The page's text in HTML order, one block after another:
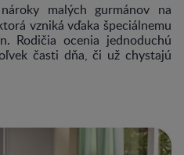
malých gurmánov na
vzniká vďaka špeciálnemu
Rodičia ocenia jednoduchú
časti dňa, či už chystajú